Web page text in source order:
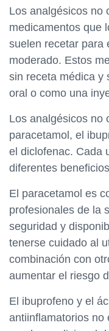
Los analgésicos no
medicamentos que
suelen recetar para
moderado. Estos
sin receta médica y
oral o como una
Los analgésicos no
paracetamol, el
el diclofenac. Cada
diferentes
El paracetamol es
profesionales de la
seguridad y
tenerse cuidado al
combinación con
aumentar el riesgo
El ibuprofeno y el
antiinflamatorios no